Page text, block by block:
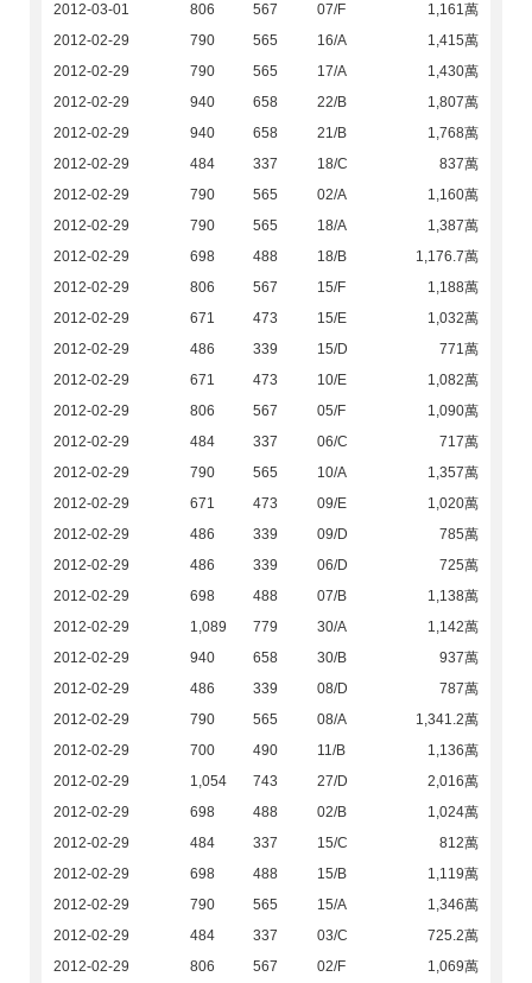
2012-03-01
806 567 07/F
1,161萬
2012-02-29
790 565 16/A
1,415萬
2012-02-29
790 565 17/A
1,430萬
2012-02-29
940 658 22/B
1,807萬
2012-02-29
940 658 21/B
1,768萬
2012-02-29
484 337 18/C
837萬
2012-02-29
790 565 02/A
1,160萬
2012-02-29
790 565 18/A
1,387萬
2012-02-29
698 488 18/B
1,176.7萬
2012-02-29
806 567 15/F
1,188萬
2012-02-29
671 473 15/E
1,032萬
2012-02-29
486 339 15/D
771萬
2012-02-29
671 473 10/E
1,082萬
2012-02-29
806 567 05/F
1,090萬
2012-02-29
484 337 06/C
717萬
2012-02-29
790 565 10/A
1,357萬
2012-02-29
671 473 09/E
1,020萬
2012-02-29
486 339 09/D
785萬
2012-02-29
486 339 06/D
725萬
2012-02-29
698 488 07/B
1,138萬
2012-02-29
1,089 779 30/A
1,142萬
2012-02-29
940 658 30/B
937萬
2012-02-29
486 339 08/D
787萬
2012-02-29
790 565 08/A
1,341.2萬
2012-02-29
700 490 11/B
1,136萬
2012-02-29
1,054 743 27/D
2,016萬
2012-02-29
698 488 02/B
1,024萬
2012-02-29
484 337 15/C
812萬
2012-02-29
698 488 15/B
1,119萬
2012-02-29
790 565 15/A
1,346萬
2012-02-29
484 337 03/C
725.2萬
2012-02-29
806 567 02/F
1,069萬